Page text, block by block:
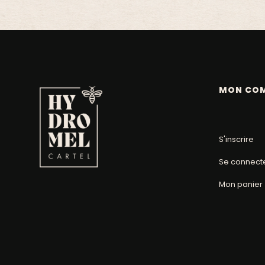
MON
S'inscrire
Se
Mon panier